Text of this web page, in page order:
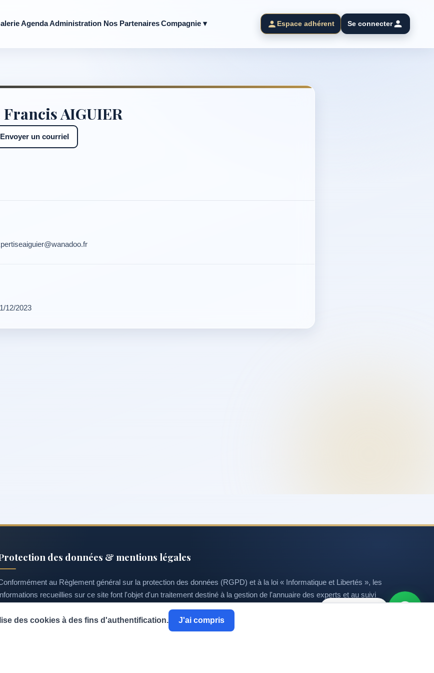
AgendaAdministration Nos Partenaires Compagnie ▾ Espace adhérent Se connecter
AIGUIER
Envoyer un courriel
12/2023
des données & mentions légales
au Règlement général sur la protection des données (RGPD) et à la loi « Informatique et Libertés », les
recueillies sur ce site font l'objet d'un traitement destiné à la gestion de l'annuaire des experts et au suivi
pouvez exercer à tout moment en écrivant àcontact@ciecaaly.fr
des cookies à des fins d'authentification.
J'ai compris